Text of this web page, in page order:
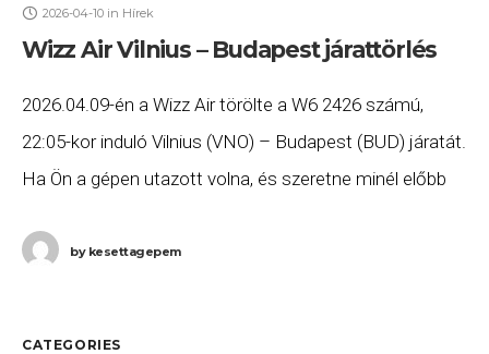
2026-04-10 in Hírek
Wizz Air Vilnius – Budapest járattörlés
2026.04.09-én a Wizz Air törölte a W6 2426 számú,
22:05-kor induló Vilnius (VNO) – Budapest (BUD) járatát.
Ha Ön a gépen utazott volna, és szeretne minél előbb
bykesettagepem
CATEGORIES